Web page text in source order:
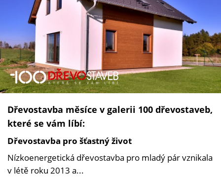
Dřevostavba měsíce v galerii 100 dřevostaveb,
které se vám líbí:
Dřevostavba pro šťastný život
Nízkoenergetická dřevostavba pro mladý pár vznikala
v létě roku 2013 a...